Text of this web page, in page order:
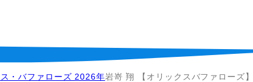
・バファローズ 2026年岩嵜 翔 【オリックスバファローズ